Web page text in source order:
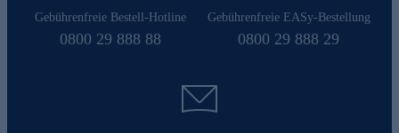
Gebührenfreie Bestell-Hotline
0800 29 888 88
Gebührenfreie EASy-Bestellung
0800 29 888 29